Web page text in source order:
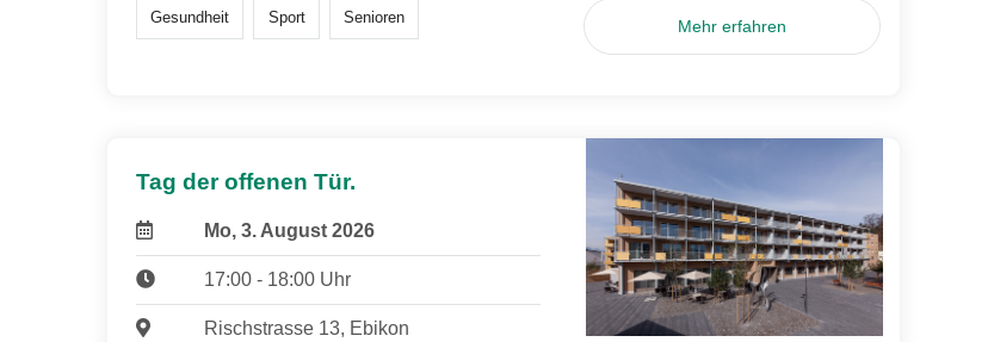
Gesundheit Sport Senioren Mehr erfahren
Tag der offenen Tür.
Mo, 3. August 2026
17:00 - 18:00 Uhr
Rischstrasse 13, Ebikon